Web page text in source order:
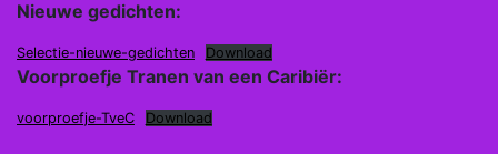
Nieuwe gedichten:
Selectie-nieuwe-gedichten Download
Voorproefje Tranen van een Caribiër:
voorproefje-TveC Download